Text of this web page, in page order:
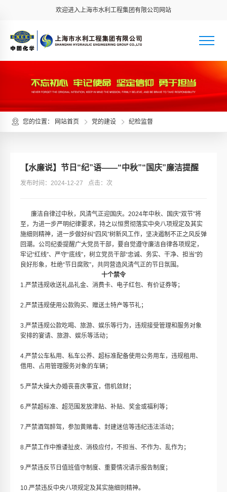
欢迎进入上海市水利工程集团有限公司网站
您的位置： 网站首页 党的建设 纪检监督
【水廉说】节日“纪”语——“中秋”“国庆”廉洁提醒
发布时间：2024-12-27 点击： 次
廉洁自律过中秋，风清气正迎国庆。2024年中秋、国庆“双节”将
至，为进一步严明纪律要求，持之以恒贯彻落实中央八项规定及其实
施细则精神，进一步做好纠“四风”树新风工作，坚决遏制不正之风反弹
回潮。公司纪委提醒广大党员干部，要自觉遵守廉洁自律各项规定，
牢记“红线”、严守“底线”，树立党员干部“忠诚、务实、干净、担当"的
良好形象，杜绝“节日腐败”，共同营造风清气正的节日氛围。
十个禁令
1.严禁违规收送礼品礼金、消费卡、电子红包、有价证券等；
2.严禁违规使用公款购买、赠送土特产等节礼；
3.严禁违规公款吃喝、旅游、娱乐等行为，违规接受管理和服务对象
安排的宴请、旅游、娱乐等活动；
4.严禁公车私用、私车公养、超标准配备使用公务用车，违规租用、
借用、占用管理服务对象的车辆；
5.严禁大操大办婚丧喜庆事宜，借机敛财；
6.严禁超标准、超范围发放津贴、补贴、奖金或福利等；
7.严禁酒驾醉驾，参加黄赌毒、封建迷信等违纪违法活动；
8.严禁工作中推诿扯皮、消极应付，不担当、不作为、乱作为；
9.严禁违反节日值班值守制度、重要情况请示报告制度；
10.严禁违反中央八项规定及其实施细则精神。